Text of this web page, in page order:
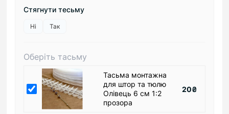
Стягнути тесьму
Ні Так
Оберіть тасьму
Тасьма монтажна
для штор та тюлю
Олівець 6 см 1:2
прозора
20₴